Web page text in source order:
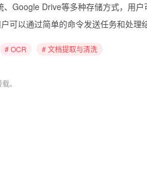
Google Drive等多种存储方式，用户
可以通过简单的命令发送任务和处理
# OCR # 文档提取与清洗
。